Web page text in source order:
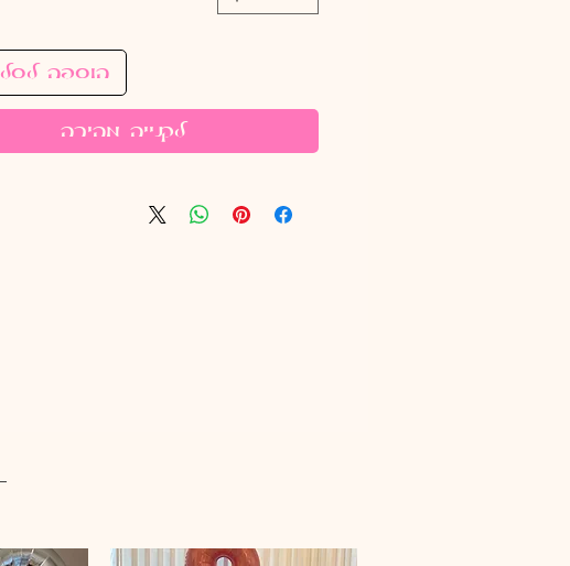
הוספה לסל
לקנייה מהירה